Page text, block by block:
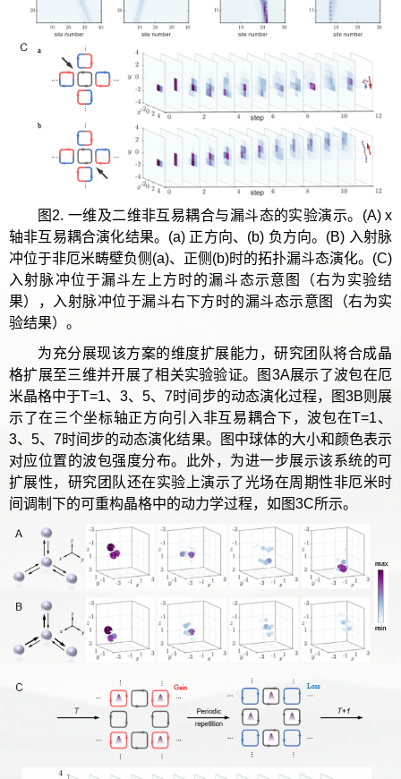
图2. 一维及二维非互易耦合与漏斗态的实验演示。(A) x
轴非互易耦合演化结果。(a) 正方向、(b) 负方向。(B) 入射脉
冲位于非厄米畴壁负侧(a)、正侧(b)时的拓扑漏斗态演化。(C)
入射脉冲位于漏斗左上方时的漏斗态示意图（右为实验结
果），入射脉冲位于漏斗右下方时的漏斗态示意图（右为实
验结果）。
为充分展现该方案的维度扩展能力，研究团队将合成晶
格扩展至三维并开展了相关实验验证。图3A展示了波包在厄
米晶格中于T=1、3、5、7时间步的动态演化过程，图3B则展
示了在三个坐标轴正方向引入非互易耦合下，波包在T=1、
3、5、7时间步的动态演化结果。图中球体的大小和颜色表示
对应位置的波包强度分布。此外，为进一步展示该系统的可
扩展性，研究团队还在实验上演示了光场在周期性非厄米时
间调制下的可重构晶格中的动力学过程，如图3C所示。